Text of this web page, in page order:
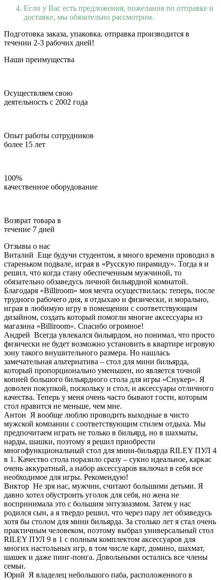
Если у Вас есть предложения, пожелания по отправке и
доставке, мы обязательно рассмотрим.
Подготовка заказа, упаковка, отправка производится в
течении 2-3 рабочих дней!
Наши преимущества
Осуществляем свою
деятельность с 2002 года
Опыт работы сотрудников
более 15 лет
100%
качественное оборудование
Возврат товара в
течение 7 дней
Отзывы о нас
Виталий Еще будучи студентом, я много времени проводил в
стареньком подвале, играя в «Русскую пирамиду». Тогда я и
решил, что когда стану обеспеченным мужчиной, то
обязательно обзаведусь личной бильярдной комнатой.
Благодаря «Billiroom» моя мечта осуществилась: теперь, после
трудного рабочего дня, я отдыхаю и физически, и морально,
играя в любимую игру в помещении с соответствующим
дизайном, создать который помогли многие аксессуары из
магазина «Billiroom». Спасибо огромное!
Андрей Всегда увлекался бильярдом, но понимал, что просто
физически не будет возможно установить в квартире игровую
зону такого внушительного размера. Но нашлась
замечательная альтернатива – стол для мини бильярда,
который пропорционально уменьшен, но является точной
копией большого бильярдного стола для игры «Снукер». Я
доволен покупкой, поскольку и стол, и аксессуары отличного
качества. Теперь у меня очень часто бывают гости, которым
стол нравится не меньше, чем мне.
Антон Я вообще люблю проводить выходные в чисто
мужской компании с соответствующим стилем отдыха. Мы
предпочитаем играть не только в бильярд, но в шахматы,
нарды, шашки, поэтому я решил приобрести
многофункциональный стол для мини-бильярда RILEY ПУЛ 4
в 1. Качество стола поразило сразу – сукно идеальное, каркас
очень аккуратный, а набор аксессуаров включал в себя все
необходимое для игры. Рекомендую!
Виктор Не зря нас, мужчин, считают большими детьми. Я
давно хотел обустроить уголок для себя, но жена не
воспринимала это с большим энтузиазмом. Затем у нас
родился сын, а я твердо решил, что через пару лет обзаведусь
хотя бы столом для мини бильярда. За столько лет я стал очень
практичным человеком, поэтому выбрал универсальный стол
RILEY ПУЛ 9 в 1 с полным комплектом аксессуаров для
многих настольных игр, в том числе карт, домино, шахмат,
шашек и даже пинг-понга. Довольными остались все члены
семьи.
Юрий Я владелец небольшого паба, расположенного в